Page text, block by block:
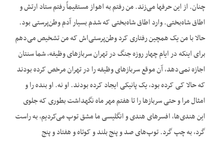
چنان. از این حرفها می‌زند. من رفتم به اهواز مستقیماً رفتم ستاد ارتش و
اطاق شاه‌بختی. وارد اطاق شاه‌بختی که شدم بسیار آدم وطن‌پرستی بود.
حالا با من یک همچین رفتاری کرد وطن‌پرستی‌اش که من تشخیص می‌دهم
برای اینکه در ایام چهار روزه جنگ در تهران سربازهای وظیفه، شما سنتان
اجازه نمی‌دهد، آن موقع سربازهای وظیفه را در تهران مرخص کرده بودند
که حالا کی کرده بود، یک پانیکی ایجاد کرده بودند. او نه. او بنده را و
امثال مرا و حتی سربازها را تا هفتم مهر ماه نگهداشت بطوری که جلوی
این هندی‌ها، افسرهای هندی و انگلیسی ما مشق توپ می‌کردیم، به راست
گرد، به چپ گرد. توپ‌های صد و پنج بلند و کوتاه و هفتاد و پنج